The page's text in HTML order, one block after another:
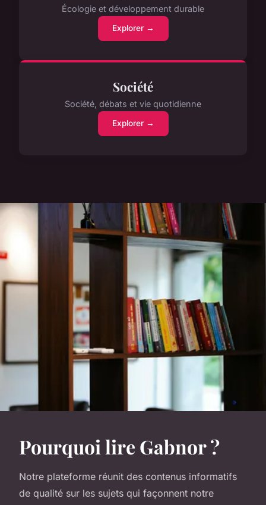
Écologie et développement durable
Explorer →
Société
Société, débats et vie quotidienne
Explorer →
Pourquoi lire Gabnor ?
Notre plateforme réunit des contenus informatifs
de qualité sur les sujets qui façonnent notre